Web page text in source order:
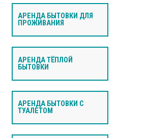
АРЕНДА БЫТОВКИ ДЛЯ
ПРОЖИВАНИЯ
АРЕНДА ТЁПЛОЙ
БЫТОВКИ
АРЕНДА БЫТОВКИ С
ТУАЛЕТОМ